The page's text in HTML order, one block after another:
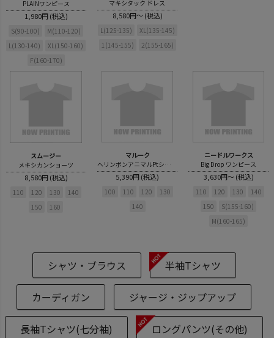
PLAINワンピース
1,980円 (税込)
S(90-100)
M(110-120)
L(130-140)
XL(150-160)
F(160-170)
マキシタック ドレス
8,580円～ (税込)
L(125-135)
XL(135-145)
1(145-155)
2(155-165)
スムージー
メキシカンショーツ
8,580円 (税込)
110 120 130
140
150
160
マルーク
ヘリンボンアニマルPtショートパンツ
5,390円 (税込)
100 110 120
130
140
ニードルワークス
Big Drop ワンピース
3,630円～ (税込)
110 120 130
140
150
S(155-160)
M(160-165)
シャツ・ブラウス 半袖Tシャツ
カーディガン ジャージ・ジップアップ
長袖Tシャツ(七分袖) ロングパンツ(その他)